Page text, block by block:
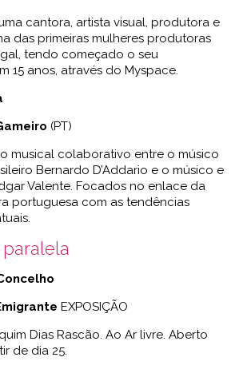
cantora, artista visual, produtora e
das primeiras mulheres produtoras
tendo começado o seu
15 anos, através do Myspace.
(PT)
musical colaborativo entre o músico
Bernardo D’Addario e o músico e
Valente. Focados no enlace da
portuguesa com as tendências
EXPOSIÇÃO
Dias Rascão. Ao Ar livre. Aberto
de dia 25.